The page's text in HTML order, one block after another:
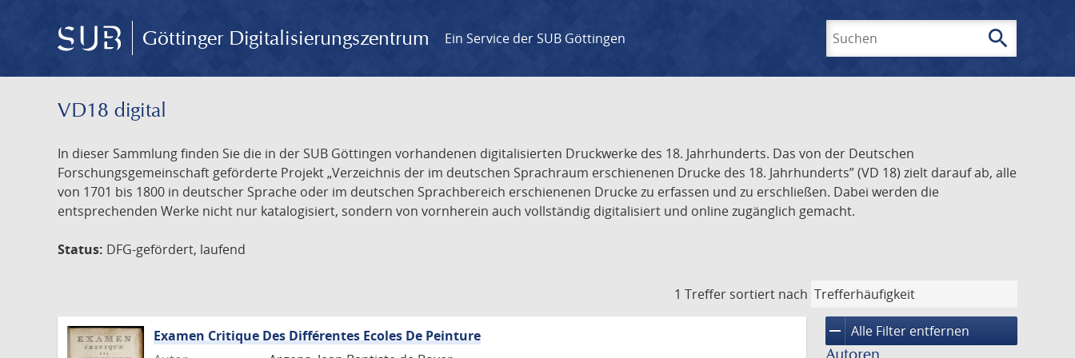
Göttinger Digitalisierungszentrum Ein Service der SUB Göttingen search
VD18 digital
In dieser Sammlung finden Sie die in der SUB Göttingen vorhandenen digitalisierten Druckwerke des 18. Jahrhunderts. Das von der Deutschen
Forschungsgemeinschaft geförderte Projekt „Verzeichnis der im deutschen Sprachraum erschienenen Drucke des 18. Jahrhunderts” (VD 18) zielt darauf ab, alle
von 1701 bis 1800 in deutscher Sprache oder im deutschen Sprachbereich erschienenen Drucke zu erfassen und zu erschließen. Dabei werden die
entsprechenden Werke nicht nur katalogisiert, sondern von vornherein auch vollständig digitalisiert und online zugänglich gemacht.
Status: DFG-gefördert, laufend
1 Treffer sortiert nach
remove Alle Filter entfernen
Examen Critique Des Différentes Ecoles De Peinture